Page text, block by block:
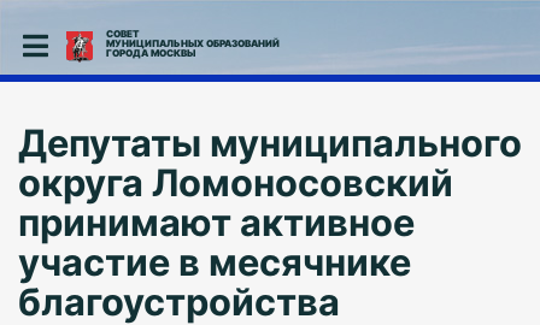
СОВЕТ
МУНИЦИПАЛЬНЫХ ОБРАЗОВАНИЙ
ГОРОДА МОСКВЫ
Депутаты муниципального
округа Ломоносовский
принимают активное
участие в месячнике
благоустройства